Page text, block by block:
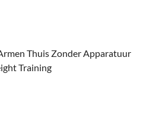
Thuis Zonder Apparatuur
Training